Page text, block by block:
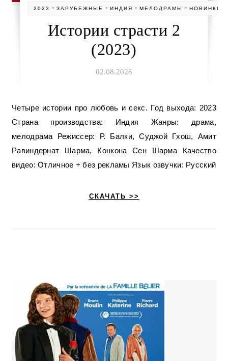
2023 -ЗАРУБЕЖНЫЕ -ИНДИЯ -МЕЛОДРАМЫ -НОВИНКИ
Истории страсти 2
(2023)
02.08.2026
Четыре истории про любовь и секс. Год выхода: 2023
Страна производства: Индия Жанры: драма,
мелодрама Режиссер: Р. Балки, Суджой Гхош, Амит
Равиндернат Шарма, Конкона Сен Шарма Качество
видео: Отличное + без рекламы Язык озвучки: Русский
СКАЧАТЬ >>